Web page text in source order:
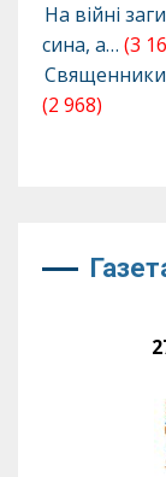
На війні
сина, а… (3
Священники
(2 968)